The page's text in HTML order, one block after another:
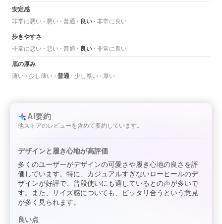
安定感
非常に悪い
悪い 普通 良い 非常に良い
歩きやすさ
非常に悪い
悪い 普通 良い 非常に良い
底の厚み
薄い
少し薄い 普通 少し厚い 厚い
AI要約
他ストアのレビューを含めて要約しています。
デザインと履き心地が高評価
多くのユーザーがデザインの可愛さや履き心地の良さを評
価しています。特に、カジュアルすぎないローヒールのデ
ザインが好評で、普段使いにも適しているとの声が多いで
す。また、サイズ感についても、ピッタリ合うという意見
が多く見られます。
良い点